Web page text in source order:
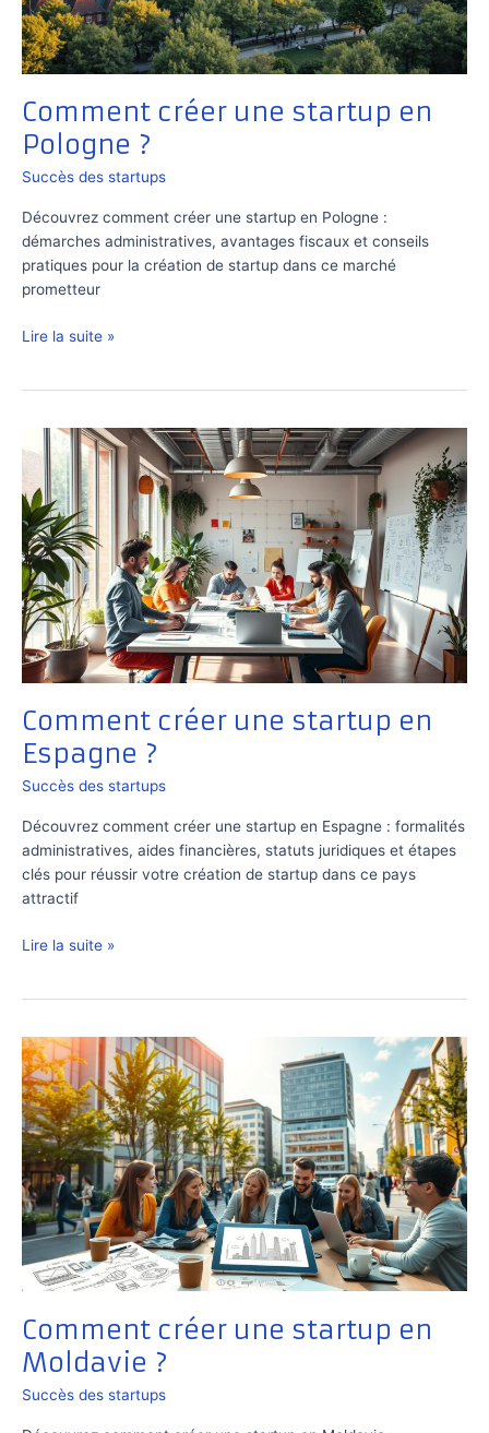
Comment créer une startup en
Pologne ?
Succès des startups
Découvrez comment créer une startup en Pologne :
démarches administratives, avantages fiscaux et conseils
pratiques pour la création de startup dans ce marché
prometteur
Comment
Pologne
?
Lire la suite »
Comment créer une startup en
Espagne ?
Succès des startups
Découvrez comment créer une startup en Espagne : formalités
administratives, aides financières, statuts juridiques et étapes
clés pour réussir votre création de startup dans ce pays
attractif
Comment
en
Espagne
?
Lire la suite »
Comment créer une startup en
Moldavie ?
Succès des startups